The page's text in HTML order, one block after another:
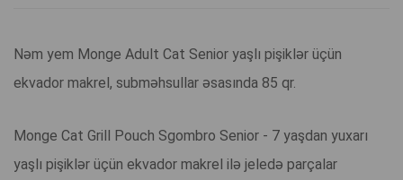
Nəm yem Monge Adult Cat Senior yaşlı pişiklər üçün
ekvador makrel, subməhsullar əsasında 85 qr.
Monge Cat Grill Pouch Sgombro Senior - 7 yaşdan yuxarı
yaşlı pişiklər üçün ekvador makrel ilə jeledə parçalar